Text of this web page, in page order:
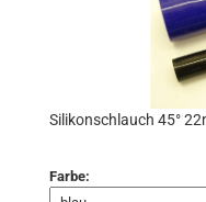
Silikonschlauch 45°
Farbe: